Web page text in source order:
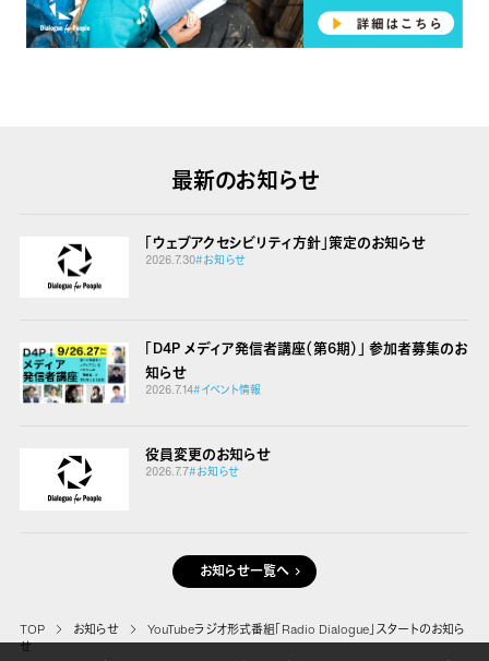
最新のお知らせ
「ウェブアクセシビリティ方針」策定のお知らせ
2026.7.30#お知らせ
「D4P メディア発信者講座（第6期）」 参加者募集のお
知らせ
2026.7.14#イベント情報
役員変更のお知らせ
2026.7.7#お知らせ
お知らせ一覧へ
TOP お知らせ
YouTubeラジオ形式番組「Radio Dialogue」スタートのお知ら
せ